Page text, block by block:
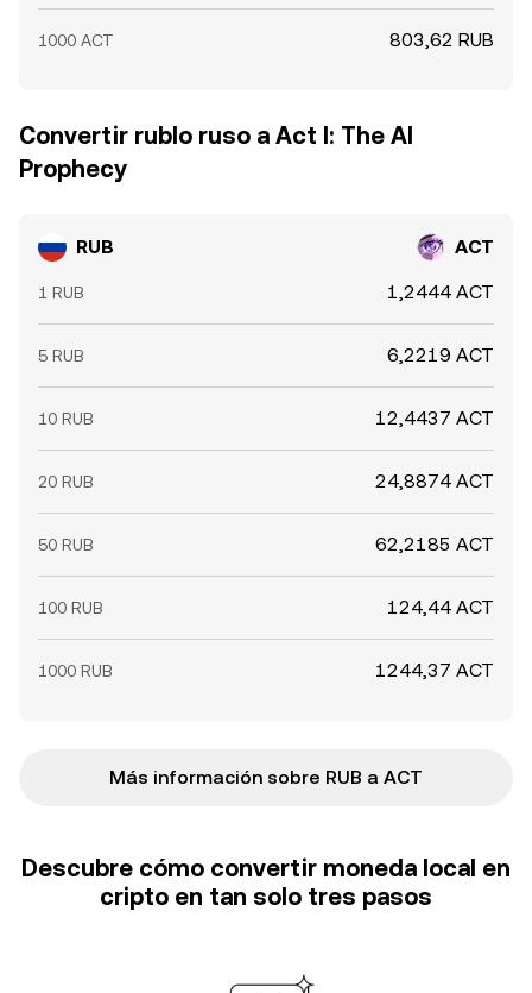
1000 ACT 803,62 RUB
Convertir rublo ruso a Act I: The AI
Prophecy
RUB ACT
1 RUB 1,2444 ACT
5 RUB 6,2219 ACT
10 RUB 12,4437 ACT
20 RUB 24,8874 ACT
50 RUB 62,2185 ACT
100 RUB 124,44 ACT
1000 RUB 1244,37 ACT
Más información sobre RUB a ACT
Descubre cómo convertir moneda local en
cripto en tan solo tres pasos